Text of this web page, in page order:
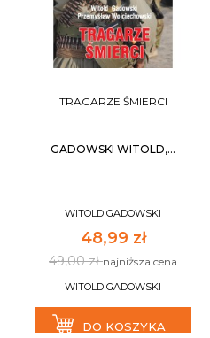
TRAGARZE ŚMIERCI
GADOWSKI WITOLD,...
WITOLD GADOWSKI
48,99 zł
49,00 złnajniższa cena
WITOLD GADOWSKI
DO KOSZYKA